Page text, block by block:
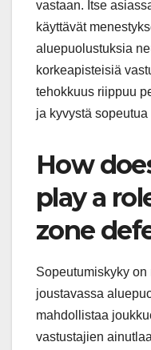
vastaan. Itse
käyttävät
aluepuolustuksia
korkeapisteisiä
tehokkuus riippuu
ja kyvystä
How
play a
zone
Sopeutumiskyky
joustavassa
mahdollistaa
vastustajien